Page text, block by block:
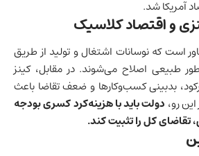
آمریکاشد.
و اقتصاد کلاسیک
است که نوسانات اشتغال و تولید از طریق
طبیعی اصلاح می‌شوند. در مقابل، کینز
بدبینی کسب‌وکارها و ضعف تقاضا باعث
رو، دولت باید با هزینه‌کرد کسری بودجه
کل را تثبیت کند.